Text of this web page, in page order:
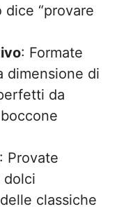
“provare
: Formate
dimensione di
da
: Provate
dolci
classiche